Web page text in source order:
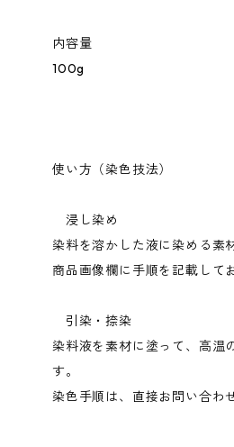
内容量
100g
使い方（染色技法）
浸し染め
染料を溶かした液に染める素
商品画像欄に手順を記載して
引染・捺染
染料液を素材に塗って、高温
す。
染色手順は、直接お問い合わ